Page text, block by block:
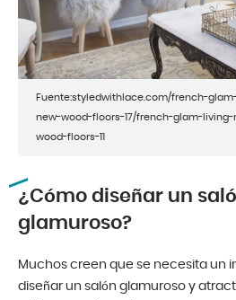
Fuente:styledwithlace.com/french-
new-wood-floors-17/french-glam-
wood-floors-11
¿Cómo diseñar un
glamuroso?
Muchos creen que se necesita un
diseñar un salón glamuroso y